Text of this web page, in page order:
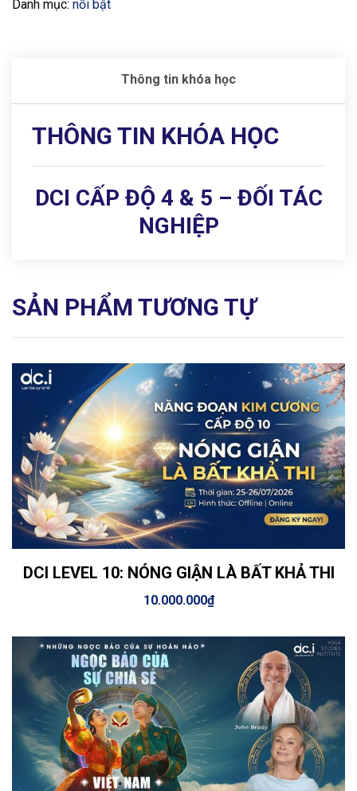
Danh mục: nổi bật
Thông tin khóa học
THÔNG TIN KHÓA HỌC
DCI CẤP ĐỘ 4 & 5 – ĐỐI TÁC
NGHIỆP
SẢN PHẨM TƯƠNG TỰ
View Details Thêm vào giỏ hàng
DCI LEVEL 10: NÓNG GIẬN LÀ BẤT KHẢ THI
10.000.000₫